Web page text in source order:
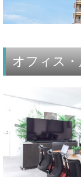
オフィス・